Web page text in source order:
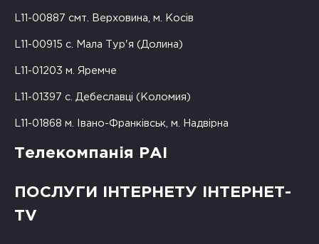
L11-00887 смт. Верховина, м. Косів
L11-00915 с. Мала Тур'я (Долина)
L11-01203 м. Яремче
L11-01397 с. Дебеславці (Коломия)
L11-01868 м. Івано-Франківськ, м. Надвірна
Телекомпанія РАІ
ПОСЛУГИ ІНТЕРНЕТУ ІНТЕРНЕТ-
TV